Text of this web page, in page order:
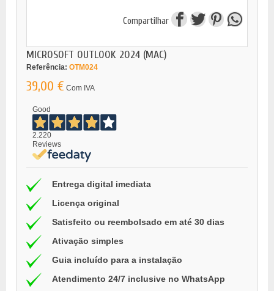
Compartilhar
MICROSOFT OUTLOOK 2024 (MAC)
Referência: OTM024
39,00 € Com IVA
Good
2.220
Reviews
Entrega digital imediata
Licença original
Satisfeito ou reembolsado em até 30 dias
Ativação simples
Guia incluído para a instalação
Atendimento 24/7 inclusive no WhatsApp